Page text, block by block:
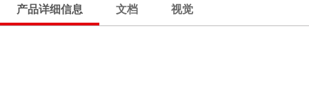
产品详细信息 文档 视觉